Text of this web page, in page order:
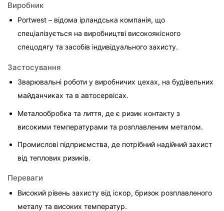
Виробник
Portwest – відома ірландська компанія, що
спеціалізується на виробництві високоякісного
спецодягу та засобів індивідуального захисту.
Застосування
Зварювальні роботи у виробничих цехах, на будівельних
майданчиках та в автосервісах.
Металообробка та лиття, де є ризик контакту з
високими температурами та розплавленим металом.
Промислові підприємства, де потрібний надійний захист
від теплових ризиків.
Переваги
Високий рівень захисту від іскор, бризок розплавленого
металу та високих температур.